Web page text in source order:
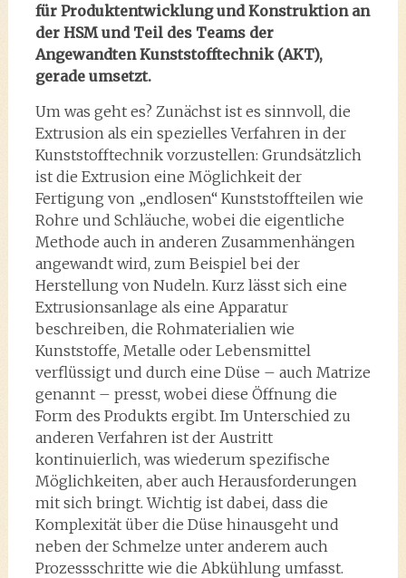
für Produktentwicklung und Konstruktion an
der HSM und Teil des Teams der
Angewandten Kunststofftechnik (AKT),
gerade umsetzt.
Um was geht es? Zunächst ist es sinnvoll, die
Extrusion als ein spezielles Verfahren in der
Kunststofftechnik vorzustellen: Grundsätzlich
ist die Extrusion eine Möglichkeit der
Fertigung von „endlosen“ Kunststoffteilen wie
Rohre und Schläuche, wobei die eigentliche
Methode auch in anderen Zusammenhängen
angewandt wird, zum Beispiel bei der
Herstellung von Nudeln. Kurz lässt sich eine
Extrusionsanlage als eine Apparatur
beschreiben, die Rohmaterialien wie
Kunststoffe, Metalle oder Lebensmittel
verflüssigt und durch eine Düse – auch Matrize
genannt – presst, wobei diese Öffnung die
Form des Produkts ergibt. Im Unterschied zu
anderen Verfahren ist der Austritt
kontinuierlich, was wiederum spezifische
Möglichkeiten, aber auch Herausforderungen
mit sich bringt. Wichtig ist dabei, dass die
Komplexität über die Düse hinausgeht und
neben der Schmelze unter anderem auch
Prozessschritte wie die Abkühlung umfasst.